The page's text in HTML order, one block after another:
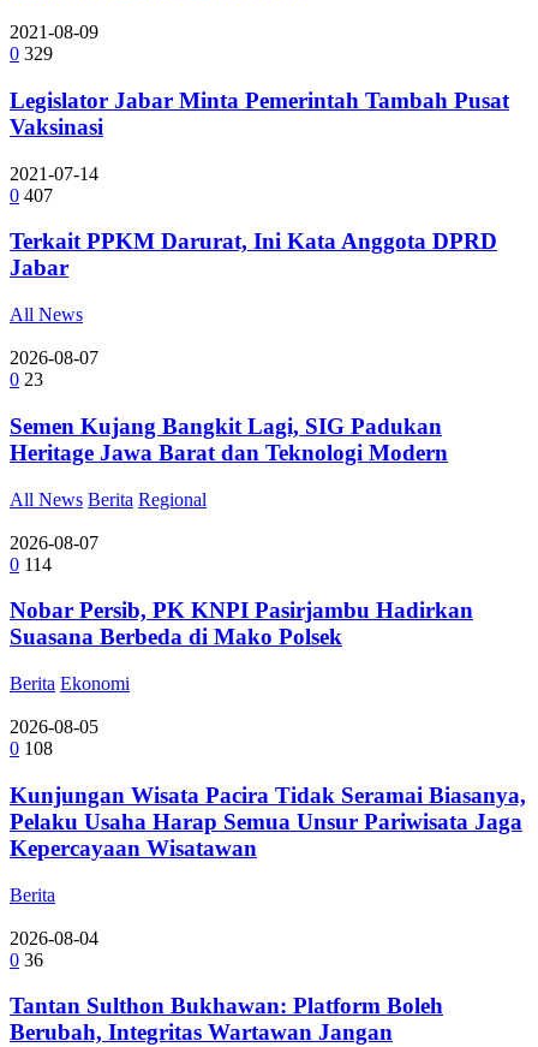
2021-08-09
0 329
Legislator Jabar Minta Pemerintah Tambah Pusat
Vaksinasi
2021-07-14
0 407
Terkait PPKM Darurat, Ini Kata Anggota DPRD
Jabar
All News
2026-08-07
0 23
Semen Kujang Bangkit Lagi, SIG Padukan
Heritage Jawa Barat dan Teknologi Modern
All News Berita Regional
2026-08-07
0 114
Nobar Persib, PK KNPI Pasirjambu Hadirkan
Suasana Berbeda di Mako Polsek
Berita Ekonomi
2026-08-05
0 108
Kunjungan Wisata Pacira Tidak Seramai Biasanya,
Pelaku Usaha Harap Semua Unsur Pariwisata Jaga
Kepercayaan Wisatawan
Berita
2026-08-04
0 36
Tantan Sulthon Bukhawan: Platform Boleh
Berubah, Integritas Wartawan Jangan